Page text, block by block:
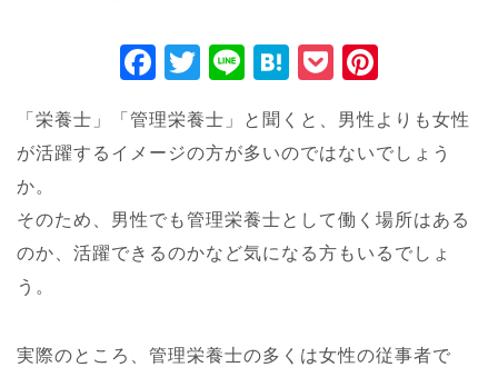
F
c
e
b
o
T
tt
er
Li
e
H
e
n
a
P
ck
et
er
e
st
「栄養士」「管理栄養士」と聞くと、男性よりも女性
が活躍するイメージの方が多いのではないでしょう
か。
そのため、男性でも管理栄養士として働く場所はある
のか、活躍できるのかなど気になる方もいるでしょ
う。
実際のところ、管理栄養士の多くは女性の従事者で